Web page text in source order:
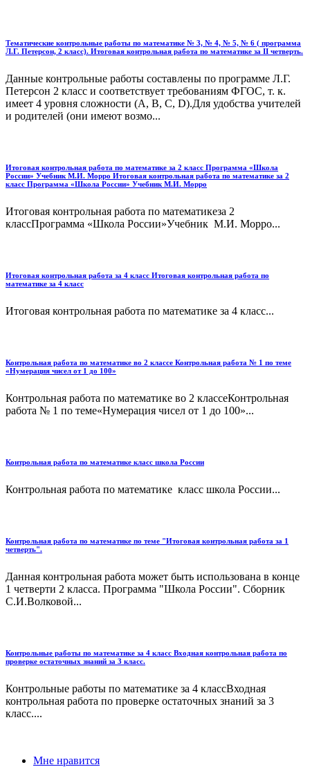
Тематические контрольные работы по математике № 3, № 4, № 5, № 6 ( программа
Л.Г. Петерсон, 2 класс). Итоговая контрольная работа по математике за II четверть.
Данные контрольные работы составлены по программе Л.Г.
Петерсон 2 класс и соответствует требованиям ФГОС, т. к.
имеет 4 уровня сложности (А, В, С, D).Для удобства учителей
и родителей (они имеют возмо...
Итоговая контрольная работа по математике за 2 класс Программа «Школа
России» Учебник М.И. Морро Итоговая контрольная работа по математике за 2
класс Программа «Школа России» Учебник М.И. Морро
Итоговая контрольная работа по математикеза 2
классПрограмма «Школа России»Учебник М.И. Морро...
Итоговая контрольная работа за 4 класс Итоговая контрольная работа по
математике за 4 класс
Итоговая контрольная работа по математике за 4 класс...
Контрольная работа по математике во 2 классе Контрольная работа № 1 по теме
«Нумерация чисел от 1 до 100»
Контрольная работа по математике во 2 классеКонтрольная
работа № 1 по теме«Нумерация чисел от 1 до 100»...
Контрольная работа по математике класс школа России
Контрольная работа по математике класс школа России...
Контрольная работа по математике по теме "Итоговая контрольная работа за 1
четверть".
Данная контрольная работа может быть использована в конце
1 четверти 2 класса. Программа "Школа России". Сборник
С.И.Волковой...
Контрольные работы по математике за 4 класс Входная контрольная работа по
проверке остаточных знаний за 3 класс.
Контрольные работы по математике за 4 классВходная
контрольная работа по проверке остаточных знаний за 3
класс....
Мне нравится